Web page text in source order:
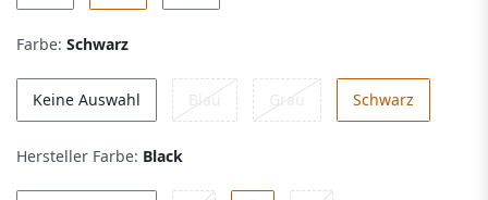
Farbe: Schwarz
Keine Auswahl Blau Grau Schwarz
Hersteller Farbe: Black